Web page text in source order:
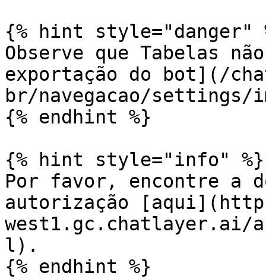
{% hint style="danger"
Observe que Tabelas
exportação do bot](/
br/navegacao/settings/
{% endhint %}
{% hint style="info" %}
Por favor, encontre a
autorização
west1.gc.chatlayer.ai/
l).
{% endhint %}